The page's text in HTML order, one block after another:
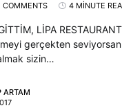
COMMENTS 4 MINUTE
LİPA
gerçekten
sizin…
ARTAM